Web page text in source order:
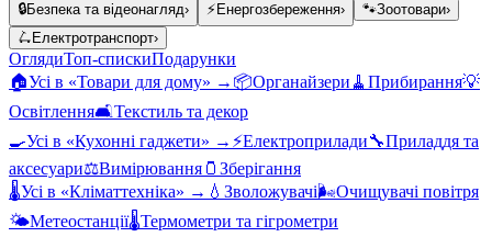
🔒Безпека та відеонагляд› ⚡ Енергозбереження› 🐾Зоотовари›
🛴 Електротранспорт›
ОглядиТоп-спискиПодарунки
🏠Усі в «Товари для дому» → 📦Органайзери 🧹 Прибирання💡
Освітлення🛋️Текстиль та декор
🍳Усі в «Кухонні гаджети» → ⚡Електроприлади🔧Приладдя та
аксесуари⚖️Вимірювання 🫙 Зберігання
🌡️Усі в «Кліматтехніка» → 💧 Зволожувачі🌬️Очищувачі повітря
🌤️Метеостанції🌡️Термометри та гігрометри